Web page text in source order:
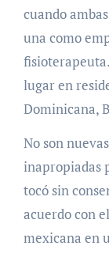
cuando
una como
lugar en
Dominicana,
No son
inapropiadas
tocó sin
acuerdo con
mexicana en